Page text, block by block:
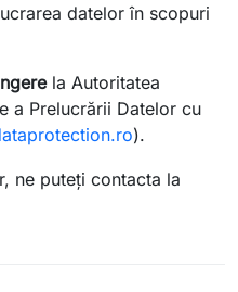
datelor în scopuri
la Autoritatea
a Prelucrării Datelor cu
).
ne puteți contacta la